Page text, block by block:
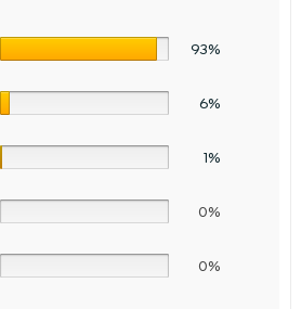
93%
6%
1%
0%
0%